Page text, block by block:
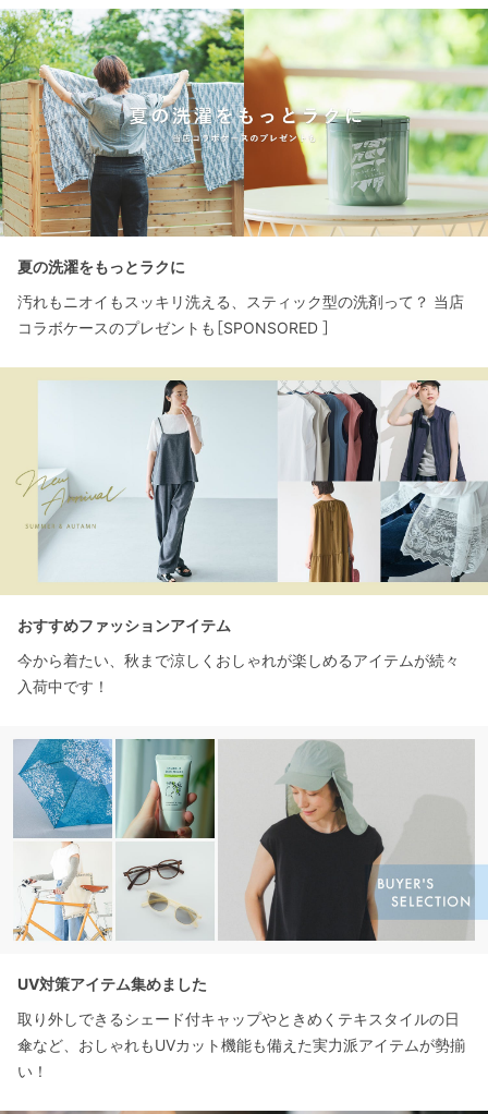
夏の洗濯をもっとラクに
汚れもニオイもスッキリ洗える、スティック型の洗剤って？ 当店
コラボケースのプレゼントも［SPONSORED ］
おすすめファッションアイテム
今から着たい、秋まで涼しくおしゃれが楽しめるアイテムが続々
入荷中です！
UV対策アイテム集めました
取り外しできるシェード付キャップやときめくテキスタイルの日
傘など、おしゃれもUVカット機能も備えた実力派アイテムが勢揃
い！